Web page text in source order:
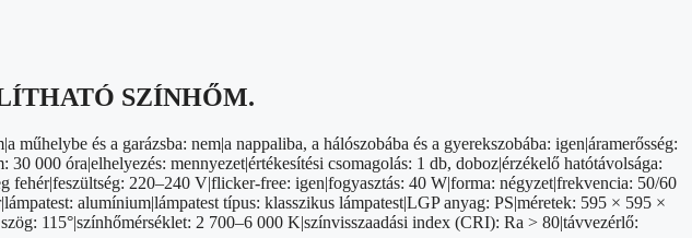
SZÍNHŐM.
és a garázsba: nem|a nappaliba, a hálószobába és a gyerekszobába: igen|áramerősség:
000 óra|elhelyezés: mennyezet|értékesítési csomagolás: 1 db, doboz|érzékelő hatótávolsága:
220–240 V|flicker-free: igen|fogyasztás: 40 W|forma: négyzet|frekvencia: 50/60
alumínium|lámpatest típus: klasszikus lámpatest|LGP anyag: PS|méretek: 595 × 595 ×
115°|színhőmérséklet: 2 700–6 000 K|színvisszaadási index (CRI): Ra > 80|távvezérlő: